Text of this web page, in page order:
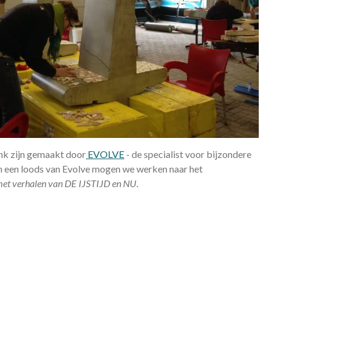
zijn gemaakt door EVOLVE - de specialist voor bijzondere
loods van Evolve mogen we werken naar het
verhalen van DE IJSTIJD en NU.